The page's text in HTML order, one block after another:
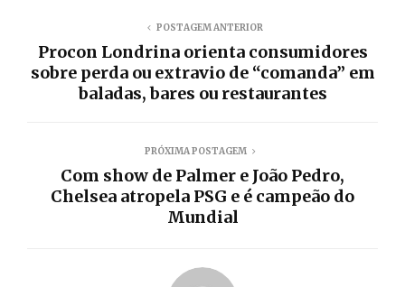
POSTAGEM ANTERIOR
Procon Londrina orienta consumidores
sobre perda ou extravio de “comanda” em
baladas, bares ou restaurantes
PRÓXIMA POSTAGEM
Com show de Palmer e João Pedro,
Chelsea atropela PSG e é campeão do
Mundial